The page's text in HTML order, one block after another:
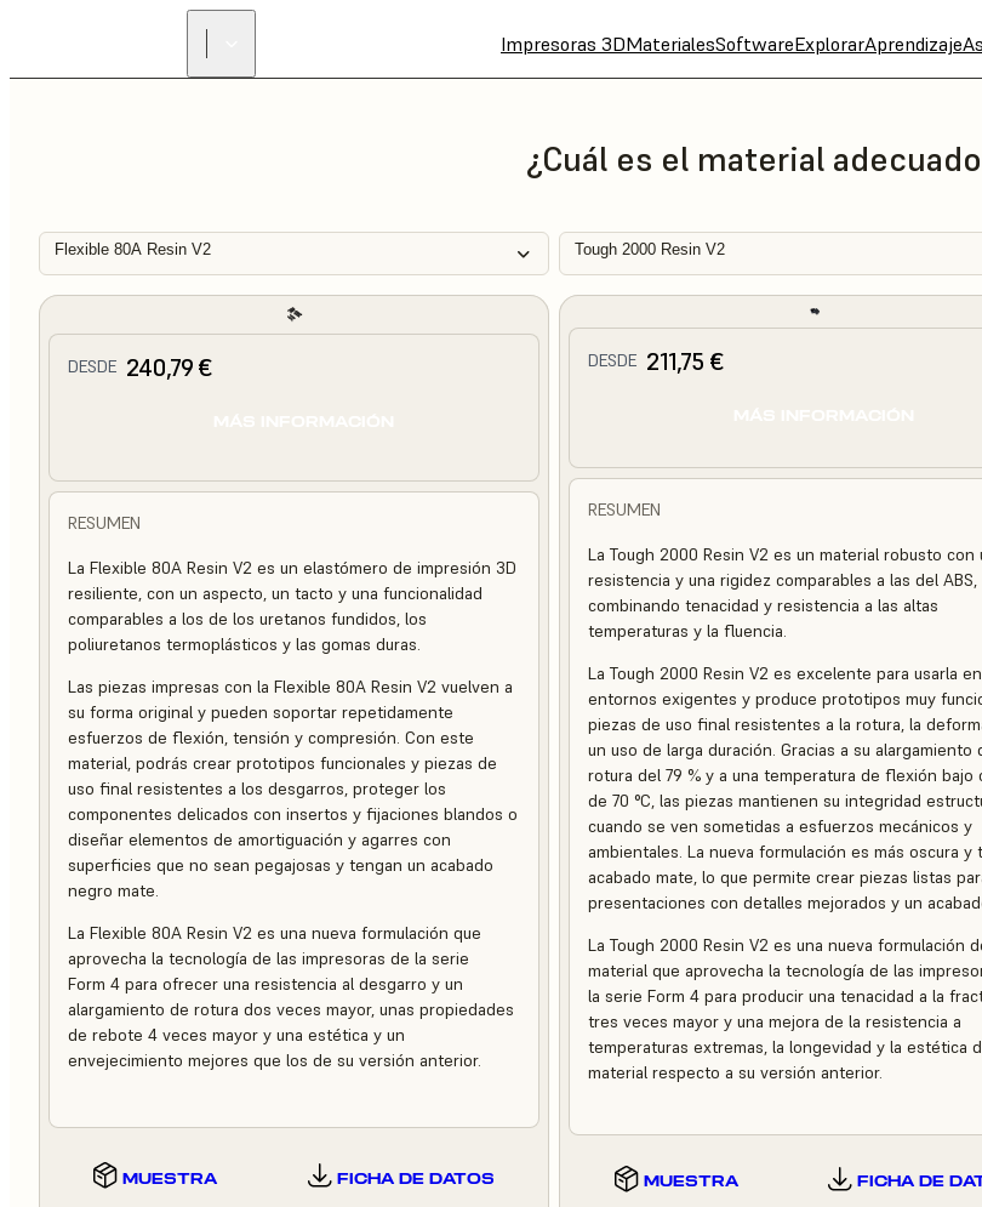
Impresoras 3DMaterialesSoftwareExplorarAprendizaje
¿Cuál es el material
Flexible 80A Resin V2 Tough 2000 Resin V2
DESDE 240,79 €
RESUMEN
La Flexible 80A Resin V2 es un elastómero de impresión 3D
resiliente, con un aspecto, un tacto y una funcionalidad
comparables a los de los uretanos fundidos, los
poliuretanos termoplásticos y las gomas duras.
Las piezas impresas con la Flexible 80A Resin V2 vuelven a
su forma original y pueden soportar repetidamente
esfuerzos de flexión, tensión y compresión. Con este
material, podrás crear prototipos funcionales y piezas de
uso final resistentes a los desgarros, proteger los
componentes delicados con insertos y fijaciones blandos o
diseñar elementos de amortiguación y agarres con
superficies que no sean pegajosas y tengan un acabado
negro mate.
La Flexible 80A Resin V2 es una nueva formulación que
aprovecha la tecnología de las impresoras de la serie
Form 4 para ofrecer una resistencia al desgarro y un
alargamiento de rotura dos veces mayor, unas propiedades
de rebote 4 veces mayor y una estética y un
envejecimiento mejores que los de su versión anterior.
MUESTRA FICHA DE DATOS
DESDE 211,75 €
RESUMEN
La Tough 2000 Resin V2 es un material robusto con
resistencia y una rigidez comparables a las del ABS,
combinando tenacidad y resistencia a las altas
temperaturas y la fluencia.
La Tough 2000 Resin V2 es excelente para usarla en
entornos exigentes y produce prototipos muy
piezas de uso final resistentes a la rotura, la
un uso de larga duración. Gracias a su alargamiento
rotura del 79 % y a una temperatura de flexión bajo
de 70 °C, las piezas mantienen su integridad
cuando se ven sometidas a esfuerzos mecánicos y
ambientales. La nueva formulación es más oscura y
acabado mate, lo que permite crear piezas listas
presentaciones con detalles mejorados y un
La Tough 2000 Resin V2 es una nueva formulación
material que aprovecha la tecnología de las
la serie Form 4 para producir una tenacidad a la
tres veces mayor y una mejora de la resistencia a
temperaturas extremas, la longevidad y la estética
material respecto a su versión anterior.
MUESTRA FICHA DE